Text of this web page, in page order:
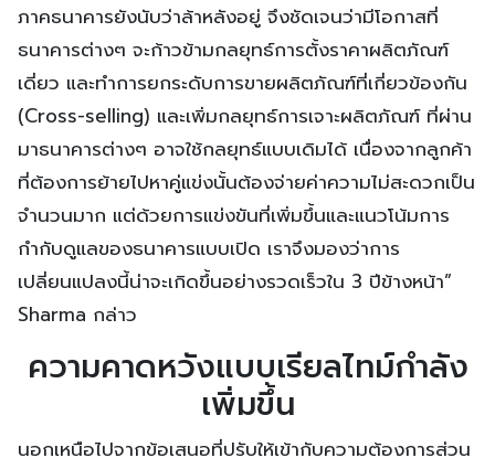
ภาคธนาคารยังนับว่าล้าหลังอยู่ จึงชัดเจนว่ามีโอกาสที่
ธนาคารต่างๆ จะก้าวข้ามกลยุทธ์การตั้งราคาผลิตภัณฑ์
เดี่ยว และทำการยกระดับการขายผลิตภัณฑ์ที่เกี่ยวข้องกัน
(Cross-selling) และเพิ่มกลยุทธ์การเจาะผลิตภัณฑ์ ที่ผ่าน
มาธนาคารต่างๆ อาจใช้กลยุทธ์แบบเดิมได้ เนื่องจากลูกค้า
ที่ต้องการย้ายไปหาคู่แข่งนั้นต้องจ่ายค่าความไม่สะดวกเป็น
จำนวนมาก แต่ด้วยการแข่งขันที่เพิ่มขึ้นและแนวโน้มการ
กำกับดูแลของธนาคารแบบเปิด เราจึงมองว่าการ
เปลี่ยนแปลงนี้น่าจะเกิดขึ้นอย่างรวดเร็วใน 3 ปีข้างหน้า”
Sharma กล่าว
ความคาดหวังแบบเรียลไทม์กำลัง
เพิ่มขึ้น
นอกเหนือไปจากข้อเสนอที่ปรับให้เข้ากับความต้องการส่วน